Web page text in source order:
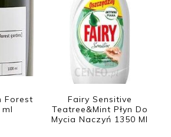
Forest
Fairy Sensitive
Teatree&Mint Płyn Do
Mycia Naczyń 1350 Ml